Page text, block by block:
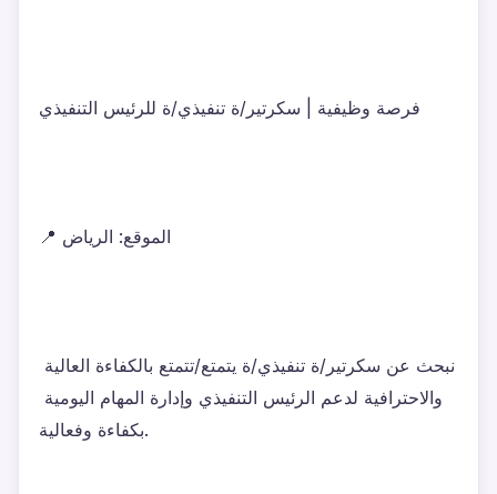
فرصة وظيفية | سكرتير/ة تنفيذي/ة للرئيس التنفيذي
📍 الموقع: الرياض
بكفاءة وفعالية.